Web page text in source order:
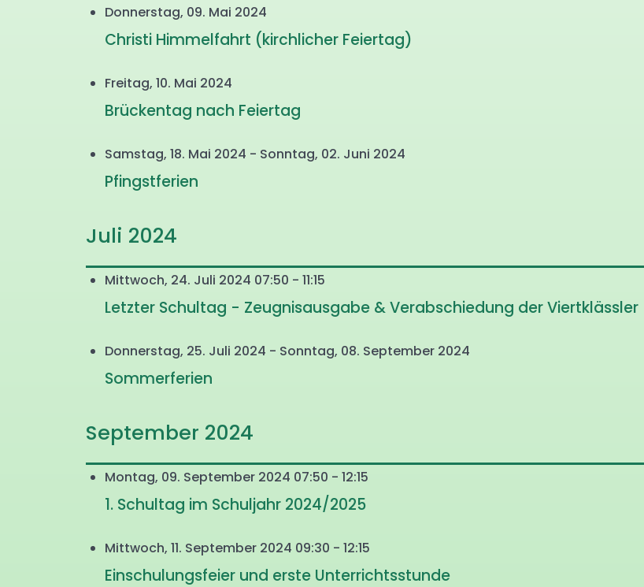
Donnerstag, 09. Mai 2024
Christi Himmelfahrt (kirchlicher Feiertag)
Freitag, 10. Mai 2024
Brückentag nach Feiertag
Samstag, 18. Mai 2024 - Sonntag, 02. Juni 2024
Pfingstferien
Juli 2024
Mittwoch, 24. Juli 2024 07:50 - 11:15
Letzter Schultag - Zeugnisausgabe & Verabschiedung der Viertklässler
Donnerstag, 25. Juli 2024 - Sonntag, 08. September 2024
Sommerferien
September 2024
Montag, 09. September 2024 07:50 - 12:15
1. Schultag im Schuljahr 2024/2025
Mittwoch, 11. September 2024 09:30 - 12:15
Einschulungsfeier und erste Unterrichtsstunde